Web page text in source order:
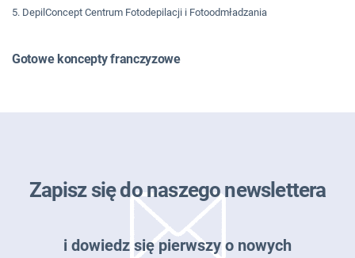
5. DepilConcept Centrum Fotodepilacji i Fotoodmładzania
Gotowe koncepty franczyzowe
Zapisz się do naszego newslettera
i dowiedz się pierwszy o nowych